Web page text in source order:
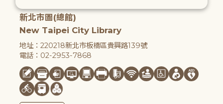
新北市圖(總館)
New Taipei City Library
地址：220218新北市板橋區貴興路139號
電話：02-2953-7868